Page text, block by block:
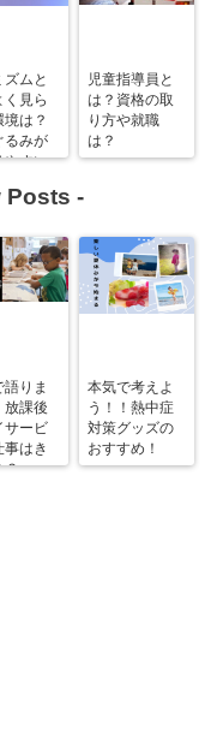
ズムと
く見ら
は？
るみが
やすい
児童指導員と
は？資格の取
り方や就職
は？
Posts -
りま
放課後
サービ
事はき
？
本気で考えよ
う！！熱中症
対策グッズの
おすすめ！